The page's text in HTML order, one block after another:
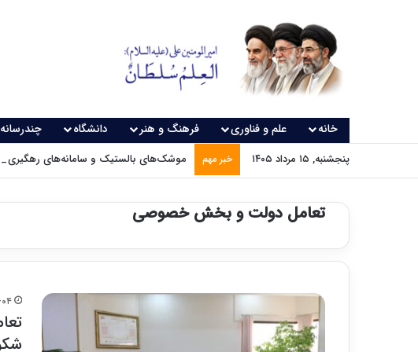
خانه علم و فناوری فرهنگ و هنر دانشگاه
پنجشنبه, ۱۵ مرداد ۱۴۰۵ خبر مهم موشک‌های بالستیک و سامانه‌های رهگیری
تعامل دولت و بخش خصوصی